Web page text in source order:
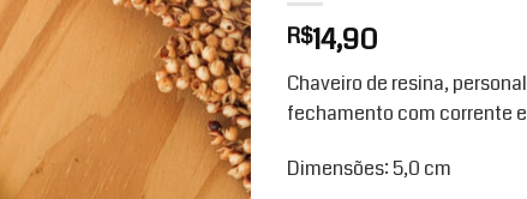
Add to
wishlist
R$14,90
Chaveiro de resina,
fechamento com corrente
Dimensões: 5,0 cm